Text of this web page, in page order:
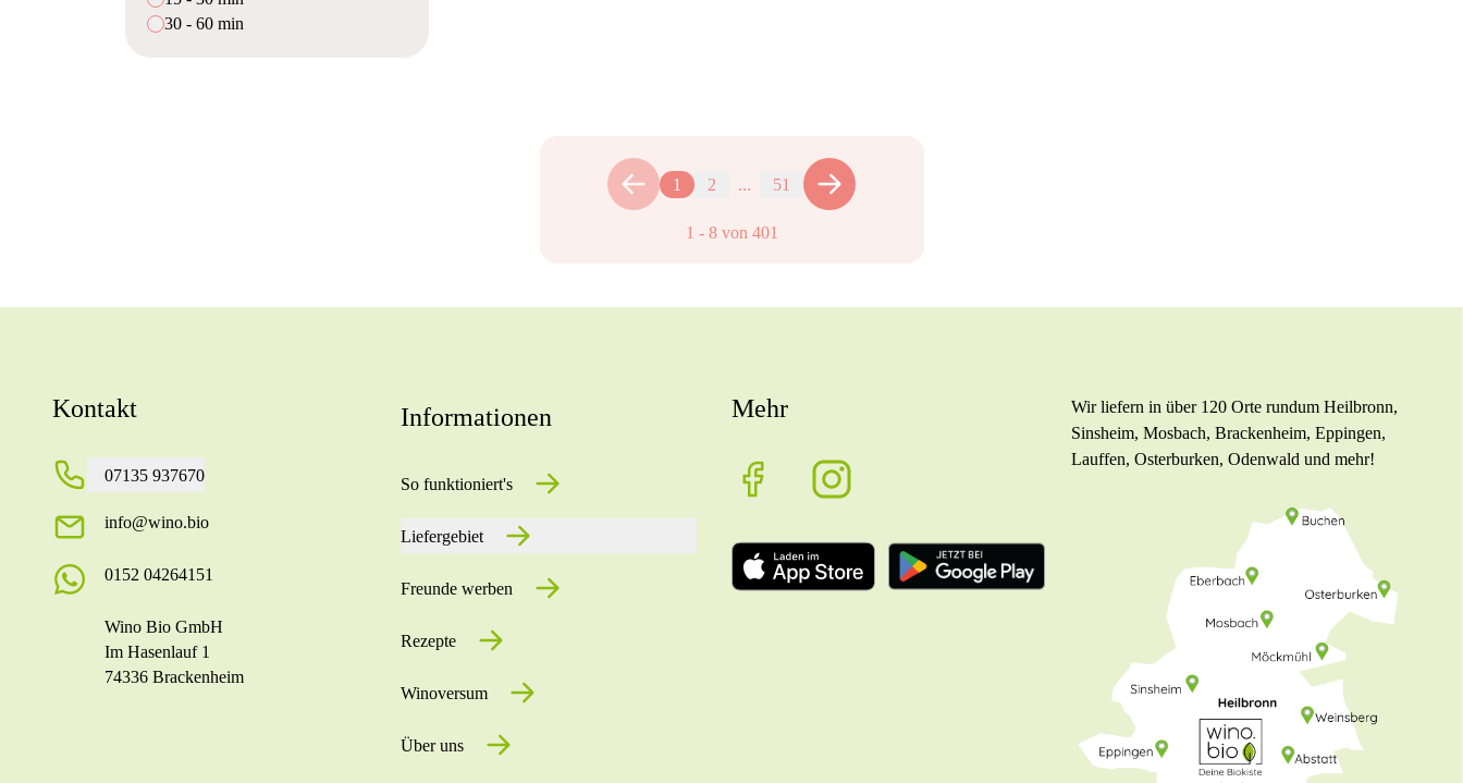
30 - 60 min
1 2 ... 51
1 - 8von 401
Kontakt
07135 937670
info@wino.bio
0152 04264151
Wino Bio GmbH
Im Hasenlauf 1
74336 Brackenheim
Informationen
So funktioniert's
Liefergebiet
Freunde werben
Rezepte
Winoversum
Über uns
Mehr
Wir liefern in über 120 Orte rundum Heilbronn,
Sinsheim, Mosbach, Brackenheim, Eppingen,
Lauffen, Osterburken, Odenwald und mehr!